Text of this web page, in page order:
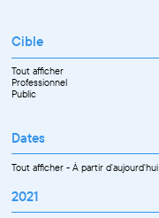
Cible
Tout afficher
Professionnel
Public
Dates
Tout afficher-À partir d'aujourd'hui
2021